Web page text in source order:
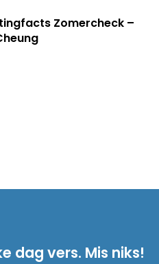
Zomercheck –
dag vers. Mis niks!